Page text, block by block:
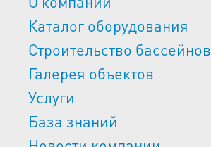
Каталог оборудования
Строительство бассейнов
Галерея объектов
Услуги
База знаний